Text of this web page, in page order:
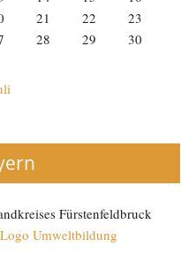
21 22
23
28 29
30
Fürstenfeldbruck